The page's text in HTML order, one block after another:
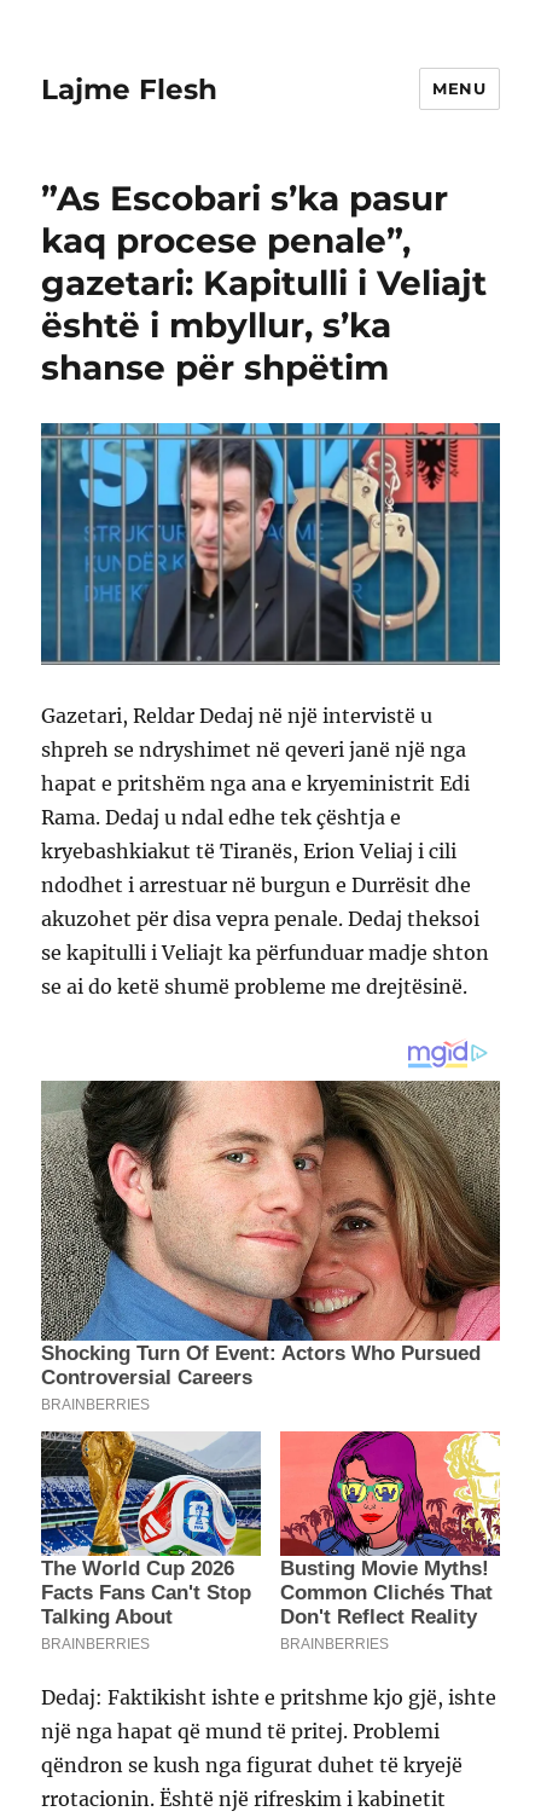
Lajme Flesh MENU
”As Escobari s’ka pasur
kaq procese penale”,
gazetari: Kapitulli i Veliajt
është i mbyllur, s’ka
shanse për shpëtim
Gazetari, Reldar Dedaj në një intervistë u
shpreh se ndryshimet në qeveri janë një nga
hapat e pritshëm nga ana e kryeministrit Edi
Rama. Dedaj u ndal edhe tek çështja e
kryebashkiakut të Tiranës, Erion Veliaj i cili
ndodhet i arrestuar në burgun e Durrësit dhe
akuzohet për disa vepra penale. Dedaj theksoi
se kapitulli i Veliajt ka përfunduar madje shton
se ai do ketë shumë probleme me drejtësinë.
Dedaj: Faktikisht ishte e pritshme kjo gjë, ishte
një nga hapat që mund të pritej. Problemi
qëndron se kush nga figurat duhet të kryejë
rrotacionin. Është një rifreskim i kabinetit